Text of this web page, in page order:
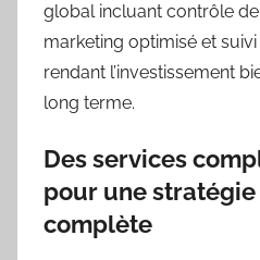
global incluant contrôle
marketing optimisé et
rendant l’investissement
long terme.
Des services
pour une
complète